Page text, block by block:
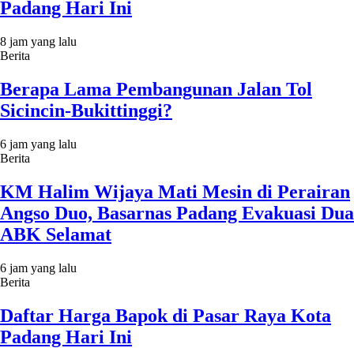
Padang Hari Ini
8 jam yang lalu
Berita
Berapa Lama Pembangunan Jalan Tol
Sicincin-Bukittinggi?
6 jam yang lalu
Berita
KM Halim Wijaya Mati Mesin di Perairan
Angso Duo, Basarnas Padang Evakuasi Dua
ABK Selamat
6 jam yang lalu
Berita
Daftar Harga Bapok di Pasar Raya Kota
Padang Hari Ini